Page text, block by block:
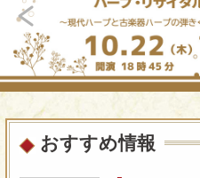
おすすめ情報